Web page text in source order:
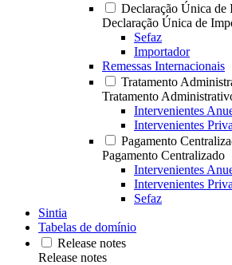
Declaração Única de
Declaração Única de
Sefaz
Importador
Remessas Internacionais
Tratamento
Tratamento
Intervenientes
Intervenientes
Pagamento
Pagamento Centralizado
Intervenientes
Intervenientes
Sefaz
Sintia
Tabelas de domínio
Release notes
Release notes